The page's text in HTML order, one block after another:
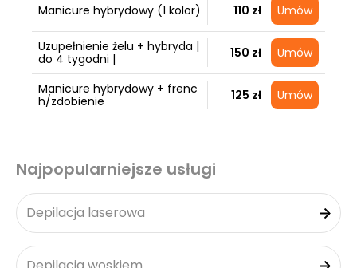
Manicure hybrydowy (1 kolor) 110 zł Umów
Uzupełnienie żelu + hybryda |
do 4 tygodni |
150 zł Umów
Manicure hybrydowy + frenc
h/zdobienie
125 zł Umów
Najpopularniejsze usługi
Depilacja laserowa